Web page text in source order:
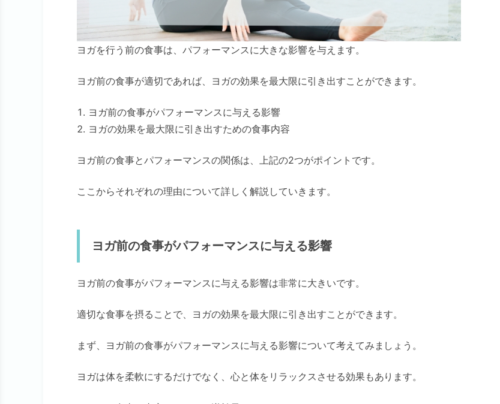
ヨガを行う前の食事は、パフォーマンスに大きな影響を与えます。
ヨガ前の食事が適切であれば、ヨガの効果を最大限に引き出すことができます。
ヨガ前の食事がパフォーマンスに与える影響
ヨガの効果を最大限に引き出すための食事内容
ヨガ前の食事とパフォーマンスの関係は、上記の2つがポイントです。
ここからそれぞれの理由について詳しく解説していきます。
ヨガ前の食事がパフォーマンスに与える影響
ヨガ前の食事がパフォーマンスに与える影響は非常に大きいです。
適切な食事を摂ることで、ヨガの効果を最大限に引き出すことができます。
まず、ヨガ前の食事がパフォーマンスに与える影響について考えてみましょう。
ヨガは体を柔軟にするだけでなく、心と体をリラックスさせる効果もあります。